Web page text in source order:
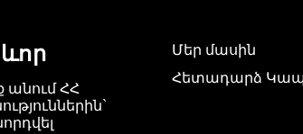
անում ՀՀ
Մեր մասին
Հետադարձ